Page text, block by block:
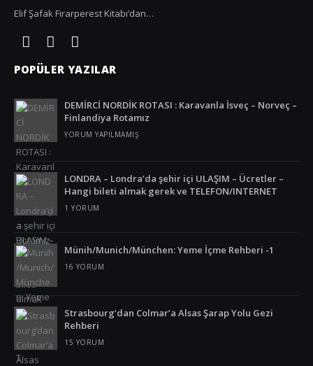
Rusya
Slovenya
Tanzanya
Türkiye
Ürdün
Venezuela
Vietnam
Yunanistan
Elif Şafak Firarperest Kitabı’dan…
POPÜLER YAZILAR
DEMİRCİ NORDİK ROTASI : Karavanla İsveç – Norveç –
Finlandiya Rotamız
YORUM YAPILMAMIŞ
LONDRA – Londra’da şehir içi ULAŞIM – Ücretler –
Hangi bileti almak gerek ve TELEFON/INTERNET
1 YORUM
Münih/Munich/München: Yeme İçme Rehberi -1
16 YORUM
Strasbourg’dan Colmar’a Alsas Şarap Yolu Gezi
Rehberi
15 YORUM